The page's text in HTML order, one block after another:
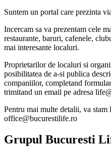
Suntem un portal care prezinta
Incercam sa va prezentam cele
restaurante, baruri, cafenele,
mai interesante localuri.
Proprietarilor de localuri si
posibilitatea de a-si publica
companiilor, completand
trimitand un email pe adresa
Pentru mai multe detalii, va stam
office@bucurestilife.ro
Grupul Bucuresti